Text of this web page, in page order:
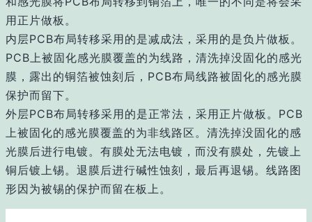
用正片做板。
内层PCB布局转移采用的是减成法，采用的是负片做板。
PCB上被固化感光膜覆盖的为线路，清洗掉没固化的感光
膜，露出的铜箔被蚀刻后，PCB布局线路被固化的感光膜
保护而留下。
外层PCB布局转移采用的是正常法，采用正片做板。PCB
上被固化的感光膜覆盖的为非线路区。清洗掉没固化的感
光膜后进行电镀。有膜处无法电镀，而没有膜处，先镀上
铜后镀上锡。退膜后进行碱性蚀刻，最后再退锡。线路图
形因为被锡的保护而留在板上。